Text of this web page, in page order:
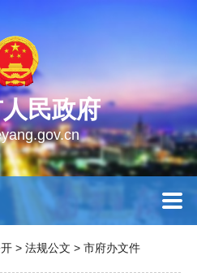
民政府
> 法规公文 > 市府办文件